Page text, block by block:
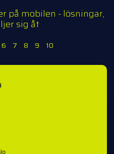
på mobilen - lösningar,
sig åt
6 7 8 9 10